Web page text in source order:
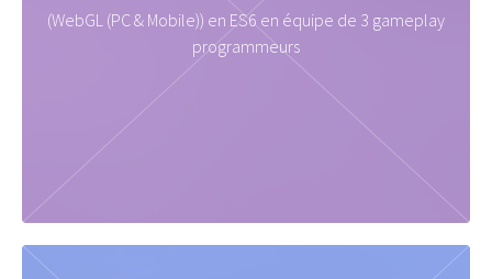
(WebGL (PC & Mobile)) en ES6 en équipe de 3 gameplay
programmeurs